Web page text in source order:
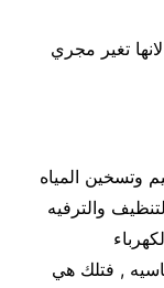
تغير مجري
وتسخين المياه
والترفيه
, فتلك هي